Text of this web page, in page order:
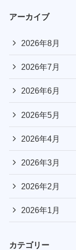
アーカイブ
2026年8月
2026年7月
2026年6月
2026年5月
2026年4月
2026年3月
2026年2月
2026年1月
カテゴリー